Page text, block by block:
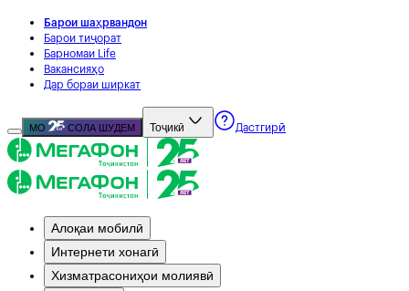
Барои шаҳрвандон
Барои тиҷорат
Барномаи Life
Вакансияҳо
Дар бораи ширкат
МО СОЛА ШУДЕМ Тоҷикӣ Дастгирӣ
Алоқаи мобилӣ
Интернети хонагӣ
Хизматрасониҳои молиявӣ